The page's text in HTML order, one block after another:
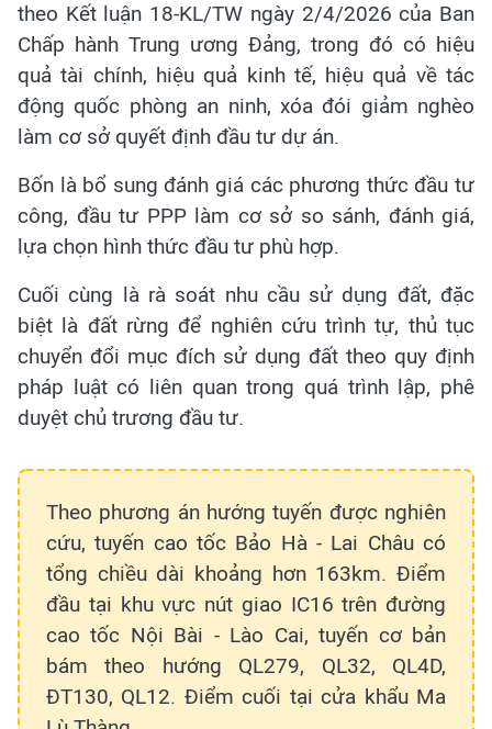
theo Kết luận 18-KL/TW ngày 2/4/2026 của Ban
Chấp hành Trung ương Đảng, trong đó có hiệu
quả tài chính, hiệu quả kinh tế, hiệu quả về tác
động quốc phòng an ninh, xóa đói giảm nghèo
làm cơ sở quyết định đầu tư dự án.
Bốn là bổ sung đánh giá các phương thức đầu tư
công, đầu tư PPP làm cơ sở so sánh, đánh giá,
lựa chọn hình thức đầu tư phù hợp.
Cuối cùng là rà soát nhu cầu sử dụng đất, đặc
biệt là đất rừng để nghiên cứu trình tự, thủ tục
chuyển đổi mục đích sử dụng đất theo quy định
pháp luật có liên quan trong quá trình lập, phê
duyệt chủ trương đầu tư.
Theo phương án hướng tuyến được nghiên
cứu, tuyến cao tốc Bảo Hà - Lai Châu có
tổng chiều dài khoảng hơn 163km. Điểm
đầu tại khu vực nút giao IC16 trên đường
cao tốc Nội Bài - Lào Cai, tuyến cơ bản
bám theo hướng QL279, QL32, QL4D,
ĐT130, QL12. Điểm cuối tại cửa khẩu Ma